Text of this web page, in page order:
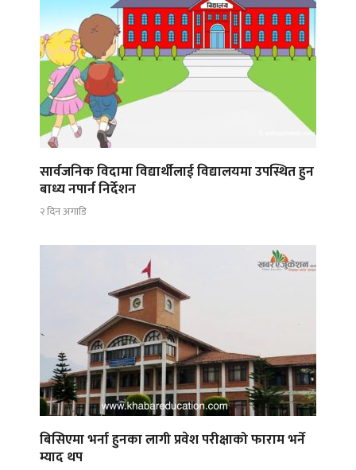
सार्वजनिक विदामा विद्यार्थीलाई विद्यालयमा उपस्थित हुन
बाध्य नपार्न निर्देशन
२ दिन अगाडि
बिसिएमा भर्ना हुनका लागी प्रवेश परीक्षाको फाराम भर्ने
म्याद थप